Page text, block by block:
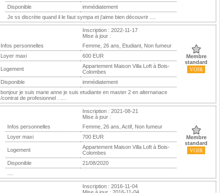
Disponible
immédiatement
Je ss discrète quand il le faut sympa et j'aime bien découvrir ....
Inscription : 2022-11-17
Mise à jour :
Infos personnelles
Femme, 26 ans, Etudiant, Non fumeur
Membre
standard
VOIR
Loyer maxi 600 EUR
Logement
Appartement Maison Villa Loft à Bois-
Colombes
Disponible
immédiatement
bonjour je suis marie anne je suis etudiante en master 2 en alternanace
/contrat de profesionnel . ....
Inscription : 2021-08-21
Mise à jour :
Infos personnelles
Femme, 26 ans, Actif, Non fumeur
Membre
standard
VOIR
Loyer maxi 700 EUR
Logement
Appartement Maison Villa Loft à Bois-
Colombes
Disponible
21/08/2020
Inscription : 2016-11-04